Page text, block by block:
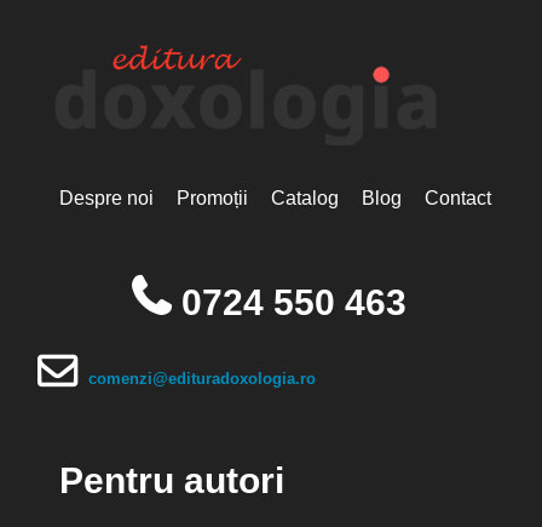
Despre noi Promoții Catalog Blog Contact
0724 550 463
comenzi@edituradoxologia.ro
Pentru autori